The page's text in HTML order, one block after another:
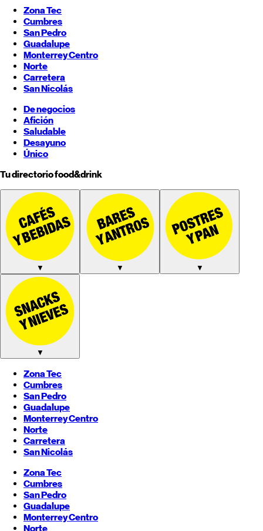
Zona Tec
Cumbres
San Pedro
Guadalupe
MonterreyCentro
Norte
Carretera
San Nicolás
De negocios
Afición
Saludable
Desayuno
Único
Tu directorio food&drink
▼ ▼ ▼
▼
Zona Tec
Cumbres
San Pedro
Guadalupe
MonterreyCentro
Norte
Carretera
San Nicolás
Zona Tec
Cumbres
San Pedro
Guadalupe
MonterreyCentro
Norte